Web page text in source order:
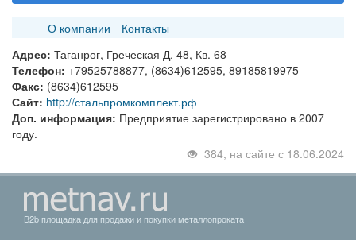
О компании
Контакты
Адрес: Таганрог, Греческая Д. 48, Кв. 68
Телефон: +79525788877, (8634)612595, 89185819975
Факс: (8634)612595
Сайт: http://стальпромкомплект.рф
Доп. информация: Предприятие зарегистрировано в 2007
году.
384, на сайте с 18.06.2024
B2b площадка для продажи и покупки металлопроката